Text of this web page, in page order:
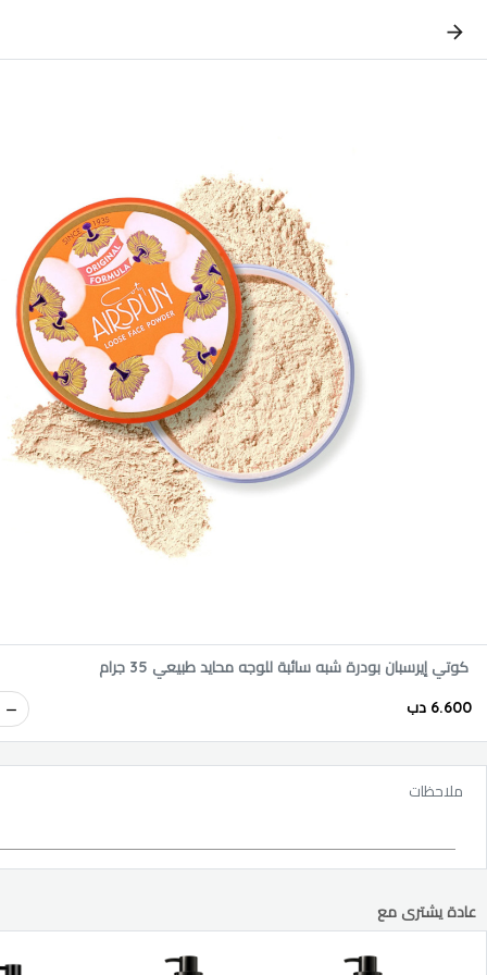
كوتي إيرسبان بودرة شبه سائبة للوجه محايد طبيعي 35 جرام
6.600 دب
ملاحظات
عادة يشترى مع